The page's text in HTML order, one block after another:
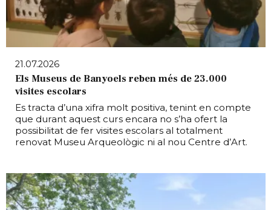
21.07.2026
Els Museus de Banyoels reben més de 23.000
visites escolars
Es tracta d’una xifra molt positiva, tenint en compte
que durant aquest curs encara no s’ha ofert la
possibilitat de fer visites escolars al totalment
renovat Museu Arqueològic ni al nou Centre d’Art.